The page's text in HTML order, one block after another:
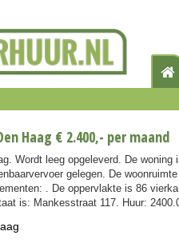
Haag € 2.400,- per maand
Wordt leeg opgeleverd. De woning
gelegen. De
. De oppervlakte is 86
is: Mankesstraat 117. Huur: